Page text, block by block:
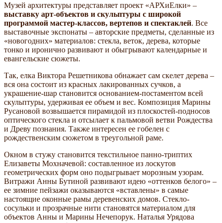
Музей архитектуры представляет проект «АРХиЕлки» –
выставку арт-объектов и скульптуры с широкой
программой мастер-классов, вертепов и спектаклей. Все
выставочные экспонаты – авторские предметы, сделанные из
«новогодних» материалов: стекла, веток, дерева, которые
тонко и иронично развивают и обыгрывают календарные и
евангельские сюжеты.
Так, елка Виктора Решетникова обнажает сам скелет дерева –
вся она состоит из красных лакированных сучков, а
украшение-шар становится основанием-постаментом всей
скульптуры, удерживая ее объем и вес. Композиция Марины
Русановой возвышается пирамидой из плоскостей-подносов
оптического стекла и отсылает к пальмовой ветви Рождества
и Древу познания. Также интересен ее гобелен с
рождественским сюжетом в треугольной раме.
Окном в стужу становится текстильное панно-триптих
Елизаветы Мохначевой: составленное из лоскутов
геометрических форм оно подыгрывает морозным узорам.
Витражи Анны Бутиной развивают идею «оттенков белого» –
ее зимние пейзажи оказываются «вставлены» в самые
настоящие оконные рамы деревенских домов. Стекло-
сосульки и прозрачные нити становятся материалом для
объектов Анны и Марины Нечепорук. Наталья Урядова